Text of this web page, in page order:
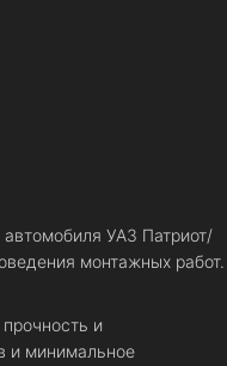
автомобиля УАЗ Патриот/
монтажных работ.
и
и минимальное